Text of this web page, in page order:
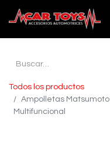
Todos los productos
Ampolletas Matsumoto
Multifuncional